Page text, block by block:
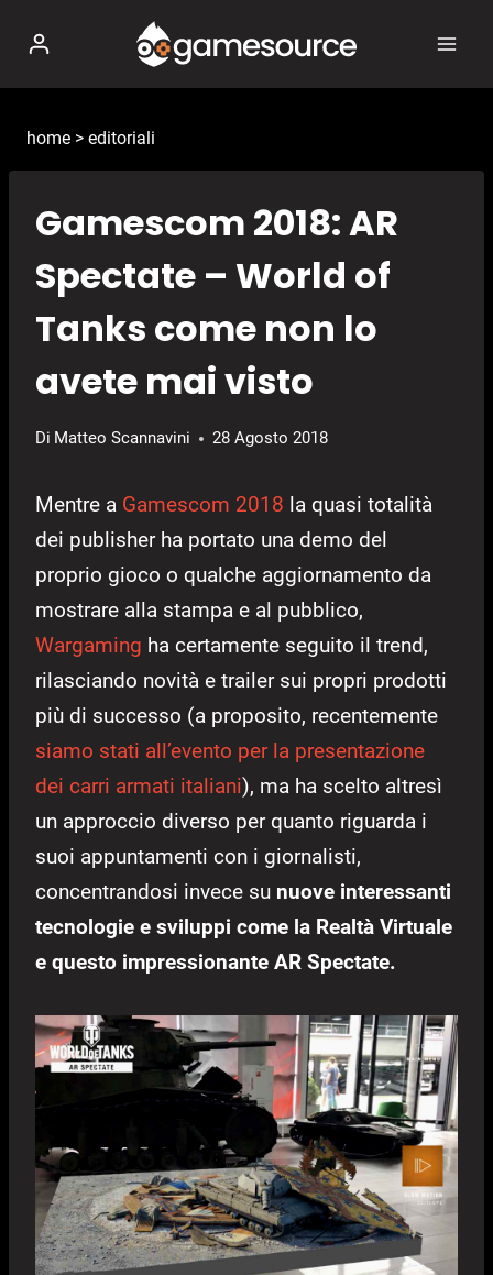
contenuto
home > editoriali
Gamescom 2018: AR
Spectate – World of
Tanks come non lo
avete mai visto
Di Matteo Scannavini 28 Agosto 2018
Mentre a Gamescom 2018 la quasi totalità
dei publisher ha portato una demo del
proprio gioco o qualche aggiornamento da
mostrare alla stampa e al pubblico,
Wargaming ha certamente seguito il trend,
rilasciando novità e trailer sui propri prodotti
più di successo (a proposito, recentemente
siamo stati all’evento per la presentazione
dei carri armati italiani), ma ha scelto altresì
un approccio diverso per quanto riguarda i
suoi appuntamenti con i giornalisti,
concentrandosi invece su nuove interessanti
tecnologie e sviluppi come la Realtà Virtuale
e questo impressionante AR Spectate.